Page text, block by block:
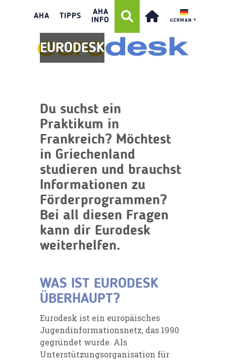
AHA TIPPS
AHA
INFO
GERMAN ▼
EURODESK
Du suchst ein
Praktikum in
Frankreich? Möchtest
in Griechenland
studieren und brauchst
Informationen zu
Förderprogrammen?
Bei all diesen Fragen
kann dir Eurodesk
weiterhelfen.
WAS IST EURODESK
ÜBERHAUPT?
Eurodesk ist ein europäisches
Jugendinformationsnetz, das 1990
gegründet wurde. Als
Unterstützungsorganisation für